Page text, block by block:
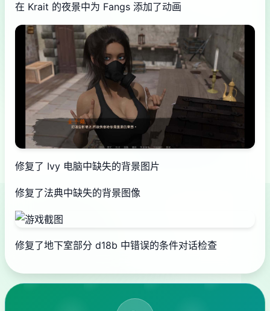
在 Krait 的夜景中为 Fangs 添加了动画
修复了 Ivy 电脑中缺失的背景图片
修复了法典中缺失的背景图像
修复了地下室部分 d18b 中错误的条件对话检查